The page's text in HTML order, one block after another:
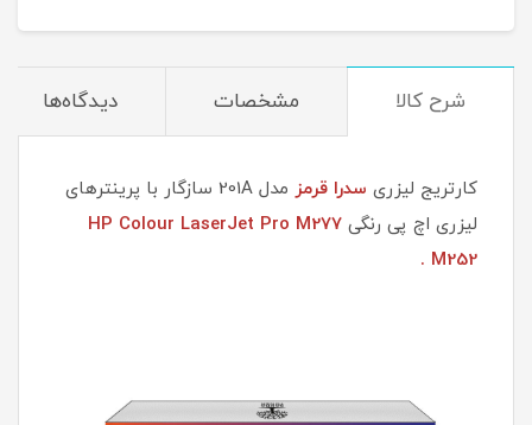
شرح کالا مشخصات دیدگاه‌ها
کارتریج لیزری سدرا قرمز
مدل 201A سازگار با پرینترهای
لیزری اچ پی رنگی HP Colour LaserJet Pro M277
M252 .